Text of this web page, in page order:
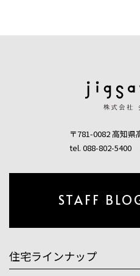
〒781-0082 高知県
tel. 088-802-5400
STAFF
住宅ラインナップ